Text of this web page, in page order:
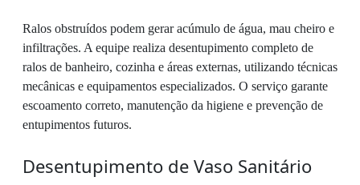
Ralos obstruídos podem gerar acúmulo de água, mau cheiro e
infiltrações. A equipe realiza desentupimento completo de
ralos de banheiro, cozinha e áreas externas, utilizando técnicas
mecânicas e equipamentos especializados. O serviço garante
escoamento correto, manutenção da higiene e prevenção de
entupimentos futuros.
Desentupimento de Vaso Sanitário